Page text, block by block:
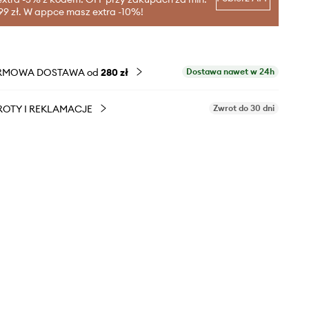
zł. W appce masz extra -10%!
DOSTAWA od 280 zł Dostawa nawet w 24h
I REKLAMACJE Zwrot do 30 dni